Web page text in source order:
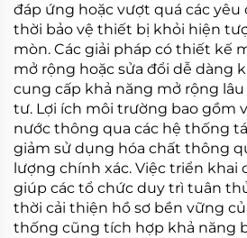
đáp ứng hoặc vượt quá các
thời bảo vệ thiết bị khỏi hiện
mòn. Các giải pháp có thiết kế
mở rộng hoặc sửa đổi dễ dàng
cung cấp khả năng mở rộng lâu
tư. Lợi ích môi trường bao gồm
nước thông qua các hệ thống
giảm sử dụng hóa chất thông
lượng chính xác. Việc triển khai
giúp các tổ chức duy trì tuân
thời cải thiện hồ sơ bền vững
thống cũng tích hợp khả năng